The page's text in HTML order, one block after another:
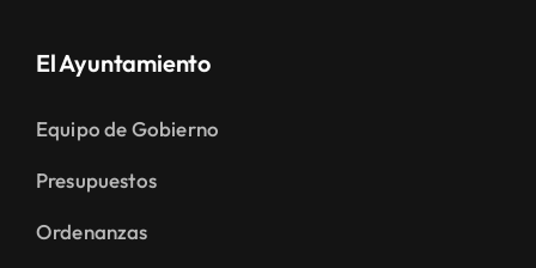
El Ayuntamiento
Equipo de Gobierno
Presupuestos
Ordenanzas